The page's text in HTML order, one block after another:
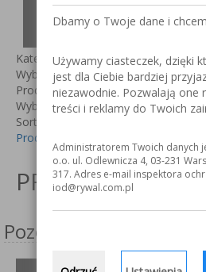
NOWOŚCI!
Kategorie:
Wybierz kategorie
Producent:
Wybierz producenta
Sortuj według
Producent +/-
Nie znaleziono wpisu
PRODUKTY
Pozostałe serwisy firmy
Dbamy o Twoje dane i
Używamy ciasteczek, dzięki
jest dla Ciebie bardziej
niezawodnie. Pozwalają one
treści i reklamy do Twoich
Administratorem Twoich danych
o.o. ul. Odlewnicza 4, 03-231
317. Adres e-mail inspektora
iod@rywal.com.pl